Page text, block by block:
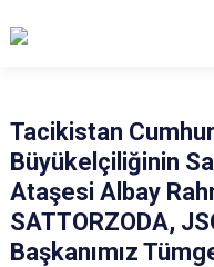
Tacikistan
Büyükelçiliğinin
Ataşesi Albay
SATTORZODA,
Başkanımız